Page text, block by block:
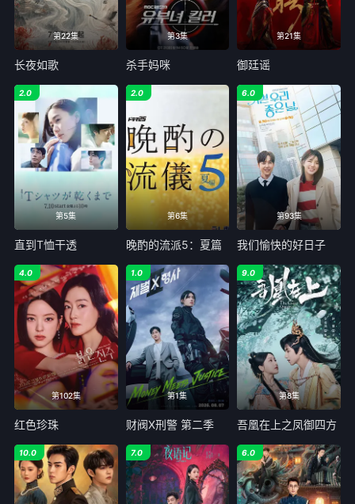
第22集
长夜如歌
第3集
杀手妈咪
第21集
御廷谣
第5集
2.0
直到T恤干透
第6集
2.0
晚酌的流派5：夏篇
第93集
6.0
我们愉快的好日子
第102集
4.0
红色珍珠
第1集
1.0
财阀X刑警 第二季
第8集
9.0
吾凰在上之凤御四方
10.0 7.0 6.0